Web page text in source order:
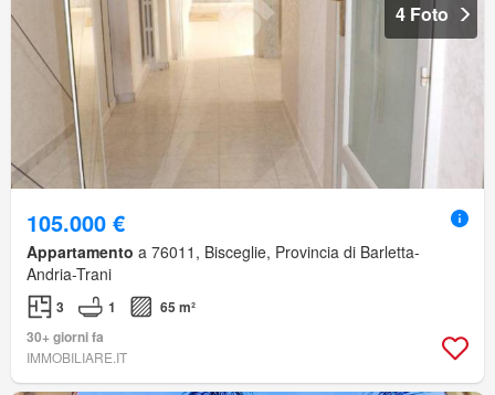
4 Foto
105.000 €
Appartamento a 76011, Bisceglie, Provincia di Barletta-
Andria-Trani
3 1
65 m²
30+ giorni fa
IMMOBILIARE.IT